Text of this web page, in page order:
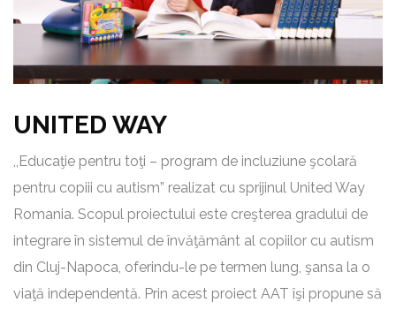
UNITED WAY
,,Educaţie pentru toţi – program de incluziune şcolară
pentru copiii cu autism” realizat cu sprijinul United Way
Romania. Scopul proiectului este creşterea gradului de
integrare în sistemul de învăţământ al copiilor cu autism
din Cluj-Napoca, oferindu-le pe termen lung, şansa la o
viaţă independentă. Prin acest proiect AAT îşi propune să